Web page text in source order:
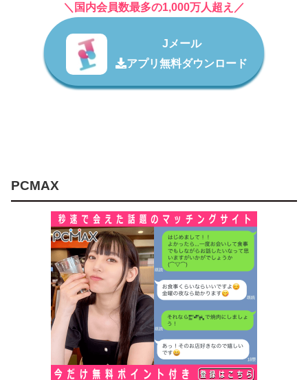
＼国内会員数最多の1,000万人超え／
Jメール
アプリ無料ダウンロード
PCMAX